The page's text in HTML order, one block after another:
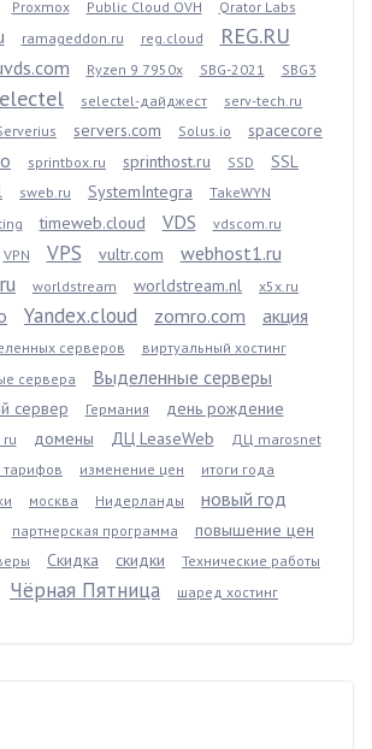
Proxmox Public Cloud OVH Qrator Labs
ramageddon.ru reg.cloud REG.RU
Ryzen 9 7950x SBG-2021 SBG3
selectel-дайджест
serv-tech.ru
servers.com Solus.io spacecore
sprintbox.ru sprinthost.ru SSD
SSL
sweb.ru SystemIntegra
TakeWYN
timeweb.cloud VDS vdscom.ru
VPN VPS vultr.com webhost1.ru
worldstream worldstream.nl
x5x.ru
Yandex.cloud zomro.com акция
серверов
виртуальный хостинг
сервера
Выделенные серверы
сервер Германия день рождение
домены ДЦ LeaseWeb
ДЦ marosnet
изменение цен
итоги года
москва Нидерланды новый год
партнерская программа
повышение цен
Скидка скидки Технические работы
Чёрная Пятница шаред хостинг